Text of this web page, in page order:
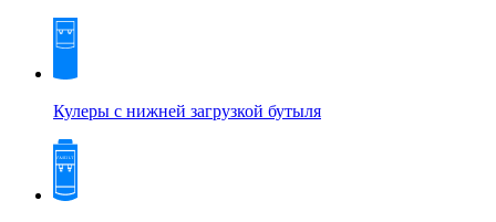
Кулеры с нижней загрузкой бутыля